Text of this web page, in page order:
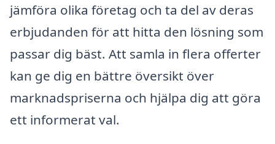
jämföra olika företag och ta del av deras
erbjudanden för att hitta den lösning som
passar dig bäst. Att samla in flera offerter
kan ge dig en bättre översikt över
marknadspriserna och hjälpa dig att göra
ett informerat val.